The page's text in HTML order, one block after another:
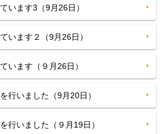
います3（9月26日）
います２（9月26日）
います（９月26日）
行いました（9月20日）
行いました（９月19日）